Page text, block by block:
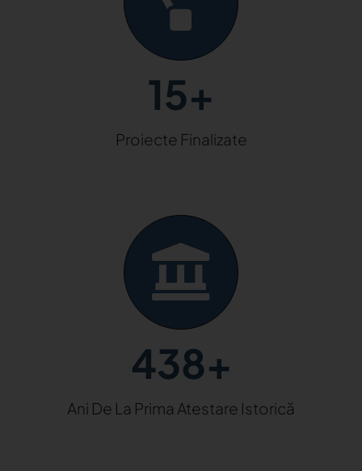
15+
Proiecte Finalizate
438+
Ani De La Prima Atestare Istorică